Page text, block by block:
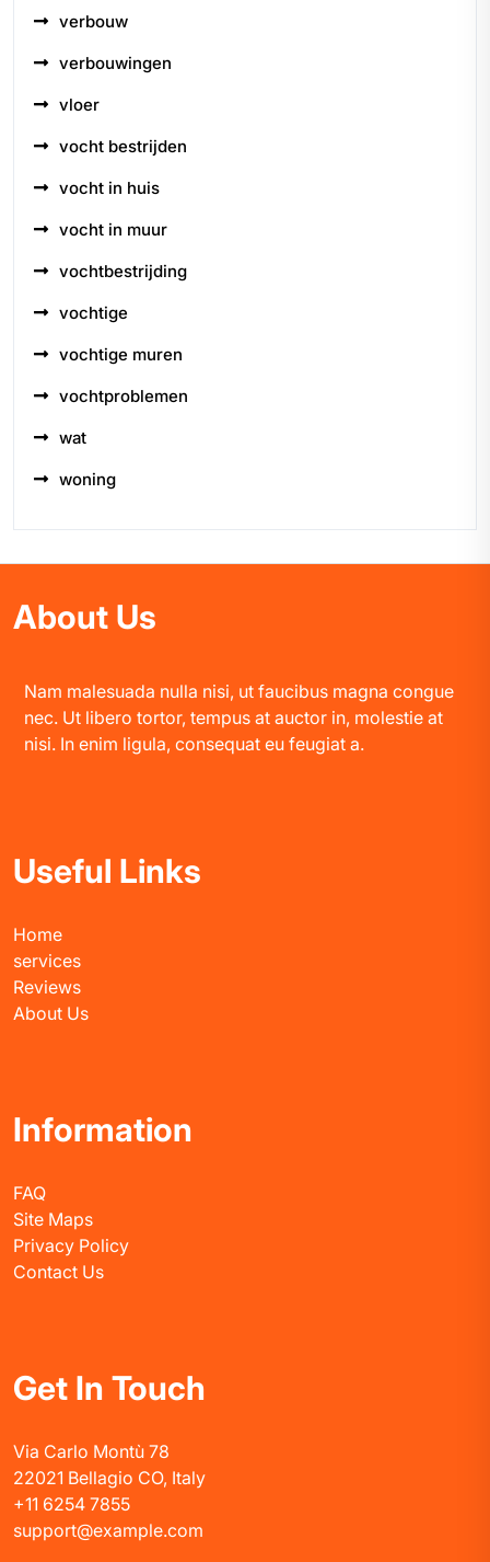
verbouw
verbouwingen
vloer
vocht bestrijden
vocht in huis
vocht in muur
vochtbestrijding
vochtige
vochtige muren
vochtproblemen
wat
woning
About Us
Nam malesuada nulla nisi, ut faucibus magna congue
nec. Ut libero tortor, tempus at auctor in, molestie at
nisi. In enim ligula, consequat eu feugiat a.
Useful Links
Home
services
Reviews
About Us
Information
FAQ
Site Maps
Privacy Policy
Contact Us
Get In Touch
Via Carlo Montù 78
22021 Bellagio CO, Italy
+11 6254 7855
support@example.com